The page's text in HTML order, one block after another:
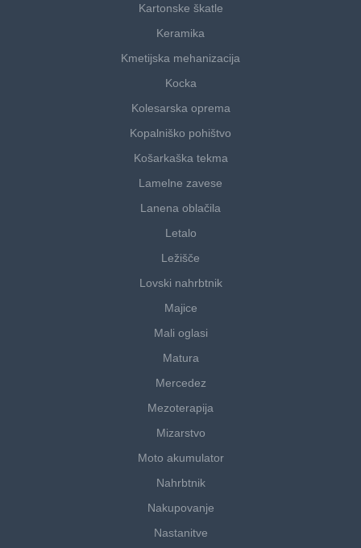
Kartonske škatle
Keramika
Kmetijska mehanizacija
Kocka
Kolesarska oprema
Kopalniško pohištvo
Košarkaška tekma
Lamelne zavese
Lanena oblačila
Letalo
Ležišče
Lovski nahrbtnik
Majice
Mali oglasi
Matura
Mercedez
Mezoterapija
Mizarstvo
Moto akumulator
Nahrbtnik
Nakupovanje
Nastanitve